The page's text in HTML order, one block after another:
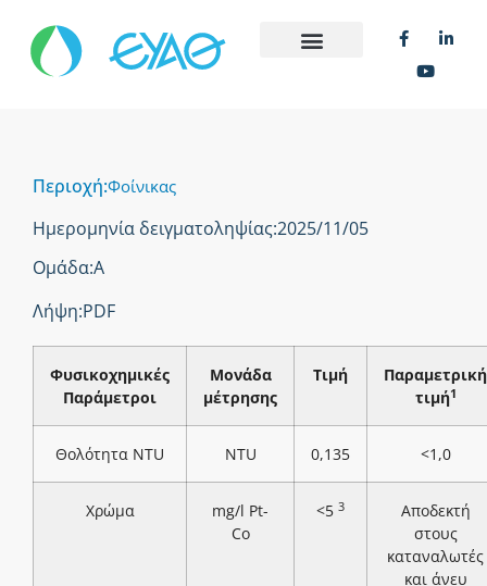
Περιοχή:Φοίνικας
Ημερομηνία δειγματοληψίας:2025/11/05
Ομάδα:Α
Λήψη:PDF
Φυσικοχημικές
Παράμετροι
Μονάδα
μέτρησης
Τιμή
Παραμετρική
τιμή1
Θολότητα NTU NTU 0,135 <1,0
Χρώμα
mg/l Pt-
Co
<5 3
Αποδεκτή
στους
καταναλωτές
και άνευ